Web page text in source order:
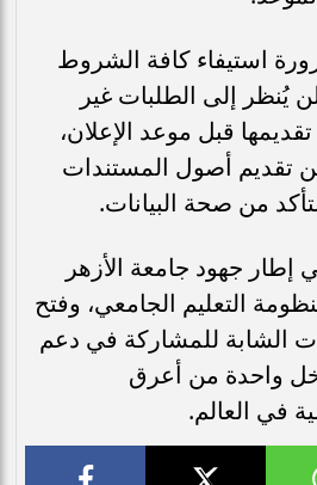
استيفاء كافة الشروط
يُنظر إلى الطلبات غير
قبل موعد الإعلان،
تقديم أصول المستندات
من صحة البيانات.
إطار جهود جامعة الأزهر
التعليم الجامعي، وفتح
الشابة للمشاركة في دعم
واحدة من أعرق
في العالم.